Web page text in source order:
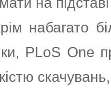
набагато
PLoS One